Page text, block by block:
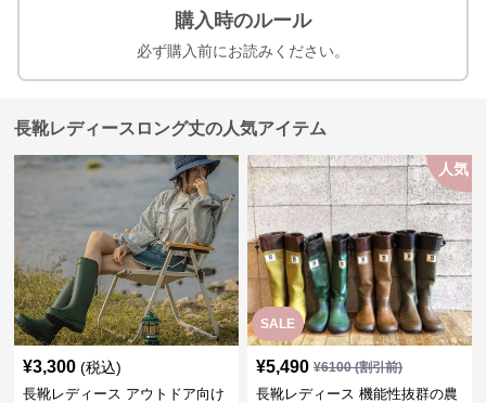
購入時のルール
必ず購入前にお読みください。
長靴レディースロング丈の人気アイテム
¥3,300 (税込)
長靴レディース アウトドア向け
SALE
人気
¥5,490 ¥6100(割引前)
長靴レディース 機能性抜群の農